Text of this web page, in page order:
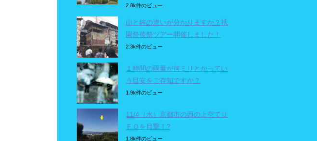
2.8k件のビュー
山と鉾の違いが分かりますか？祇
園祭後祭ツアー開催しました！
2.3k件のビュー
１時間の雨量が何ミリとかってい
う目安をご存知ですか？
1.9k件のビュー
11/4（水）京都市の西の上空でＵ
ＦＯを目撃！?
1.8k件のビュー